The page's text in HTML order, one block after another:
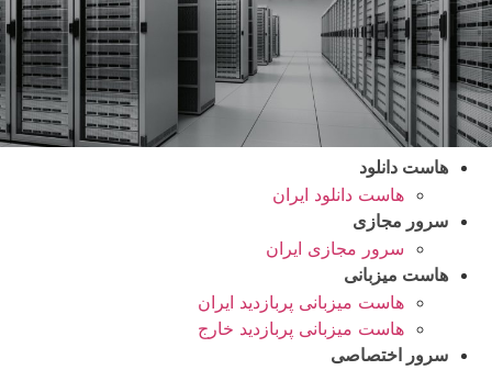
هاست دانلود
هاست دانلود ایران
سرور مجازی
سرور مجازی ایران
هاست میزبانی
هاست میزبانی پربازدید ایران
هاست میزبانی پربازدید خارج
سرور اختصاصی